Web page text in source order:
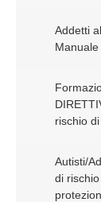
Addetti
rischio
Autisti/
di